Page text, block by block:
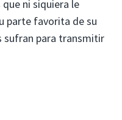
ni siquiera le
parte favorita de su
sufran para transmitir